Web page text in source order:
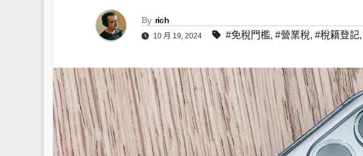
By rich
10 月 19, 2024 #免稅門檻, #營業稅, #稅籍登記,